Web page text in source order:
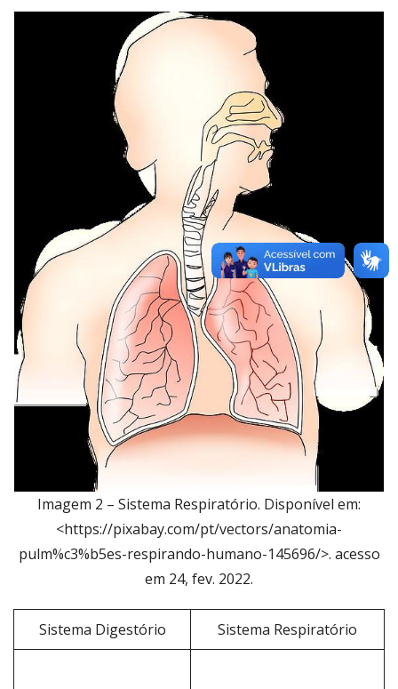
Imagem 2 – Sistema Respiratório. Disponível em:
<https://pixabay.com/pt/vectors/anatomia-
pulm%c3%b5es-respirando-humano-145696/>. acesso
em 24, fev. 2022.
Sistema Digestório Sistema Respiratório